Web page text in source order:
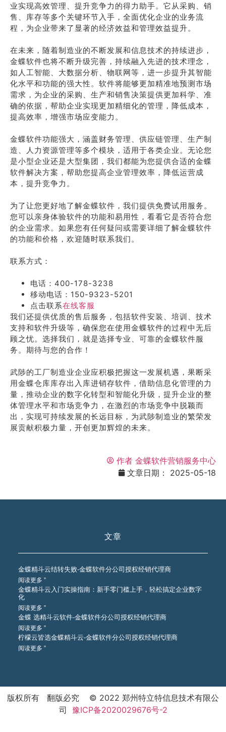
业实现高效管理、提升竞争力的得力助手。它从采购、销
售、库存等多个关键环节入手，全面优化企业的业务流
程，为企业带来了显著的经济效益和管理效益提升。
在未来，随着制造业的不断发展和信息技术的持续进步，
金蝶软件也将不断升级完善，持续融入先进的技术理念，
如人工智能、大数据分析、物联网等，进一步提升其智能
化水平和功能的强大性。软件将能够更加精准地预测市场
需求，为企业的采购、生产和销售决策提供更加科学、准
确的依据，帮助企业实现更加精细化的管理，降低成本，
提高效率，增强市场应变能力。
金蝶软件功能强大，涵盖财务管理、供应链管理、生产制
造、人力资源管理等多个模块，适用于各类企业。无论您
是小型企业还是大型集团，我们都能为您提供合适的金蝶
软件解决方案，帮助您提高企业管理效率，降低运营成
本，提升竞争力。
为了让您更好地了解金蝶软件，我们提供免费试用服务。
您可以亲身体验软件的功能和易用性，看看它是否符合您
的企业需求。如果您有任何疑问或需要详细了解金蝶软件
的功能和价格，欢迎随时联系我们。
联系方式：
电话：400-178-3238
移动电话：150-9323-5201
点击联系在线客服
我们还提供优质的售后服务，包括软件安装、培训、技术
支持和软件升级等，确保您在使用金蝶软件的过程中无后
顾之忧。选择我们，就是选择专业、可靠的金蝶软件服
务。期待与您的合作！
武陟的工厂制造业企业应积极把握这一发展机遇，果断采
用金蝶仓库库存出入库进销存软件，借助信息化管理的力
量，推动企业的数字化转型和智能化升级，提升企业的整
体管理水平和市场竞争力，在激烈的市场竞争中脱颖而
出，实现可持续发展的长远目标，为武陟制造业的繁荣发
展贡献积极力量，开创更加辉煌的未来。
作者 金蝶软件营销服务中心
文章日期：
2025-05-18
文章
金蝶精斗云结转失败-金蝶软件分公司授权经销代理商
阅读更多 ”
金蝶精斗云入门实操指南：新手零门槛上手，轻松搞定企业数字
化
阅读更多 ”
金蝶 选精斗云软件-金蝶软件分公司授权经销代理商
阅读更多 ”
柠檬云皆选金蝶精斗云-金蝶软件分公司授权经销代理商
阅读更多 ”
版权所有 翻版必究 © 2022 郑州特立特信息技术有限公
司 豫ICP备2020029676号-2